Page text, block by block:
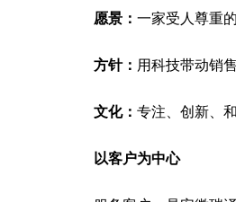
愿景： 一家受人尊重
方针： 用科技带动销售
文化： 专注、创新、
以客户为中心